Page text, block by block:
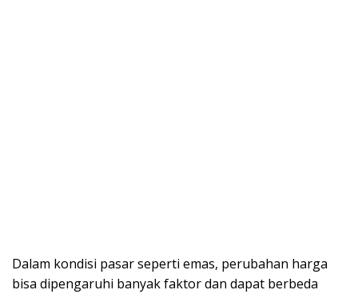
Dalam kondisi pasar seperti emas, perubahan harga
bisa dipengaruhi banyak faktor dan dapat berbeda